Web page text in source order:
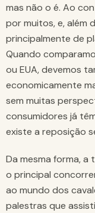
mas não o é. Ao
por muitos, e, além
principalmente de
Quando
ou EUA, devemos
economicamente
sem muitas
consumidores já
existe a reposição
Da mesma forma,
o principal
ao mundo dos
palestras que